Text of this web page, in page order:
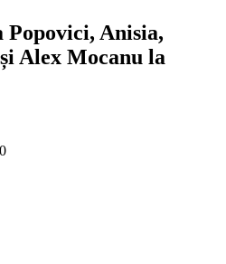
Anisia,
Alex Mocanu la